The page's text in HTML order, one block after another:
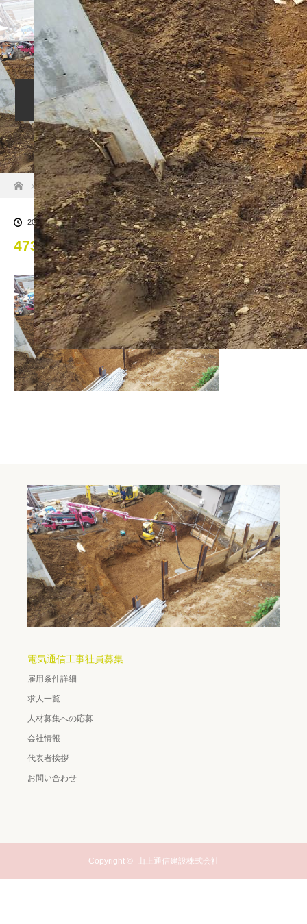
電気通信工事社員募集 雇用条件詳細
求人一覧 人材募集への応募 会社情報
代表者挨拶 お問い合わせ
ホームブログ一覧 47304
2019.07.22
47304
電気通信工事社員募集
雇用条件詳細
求人一覧
人材募集への応募
会社情報
代表者挨拶
お問い合わせ
Copyright © 山上通信建設株式会社